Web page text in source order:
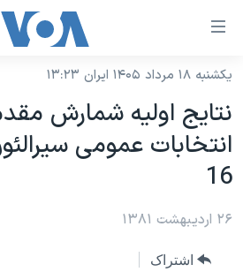
لینکهای
دسترسی
جهش
به
محتوای
اصلی
به
صفحه
نسخه سبک وب‌سایت
موضوع ها
آمریکا
جهان
برنامه های تلویزیونی
جدول برنامه ها
صفحه‌های ویژه
یکشنبه ۱۸ مرداد ۱۴۰۵ ایران ۱۳:۲۳
نتايج اوليه شمارش
16
۲۶ اردیبهشت ۱۳۸۱
اشتراک